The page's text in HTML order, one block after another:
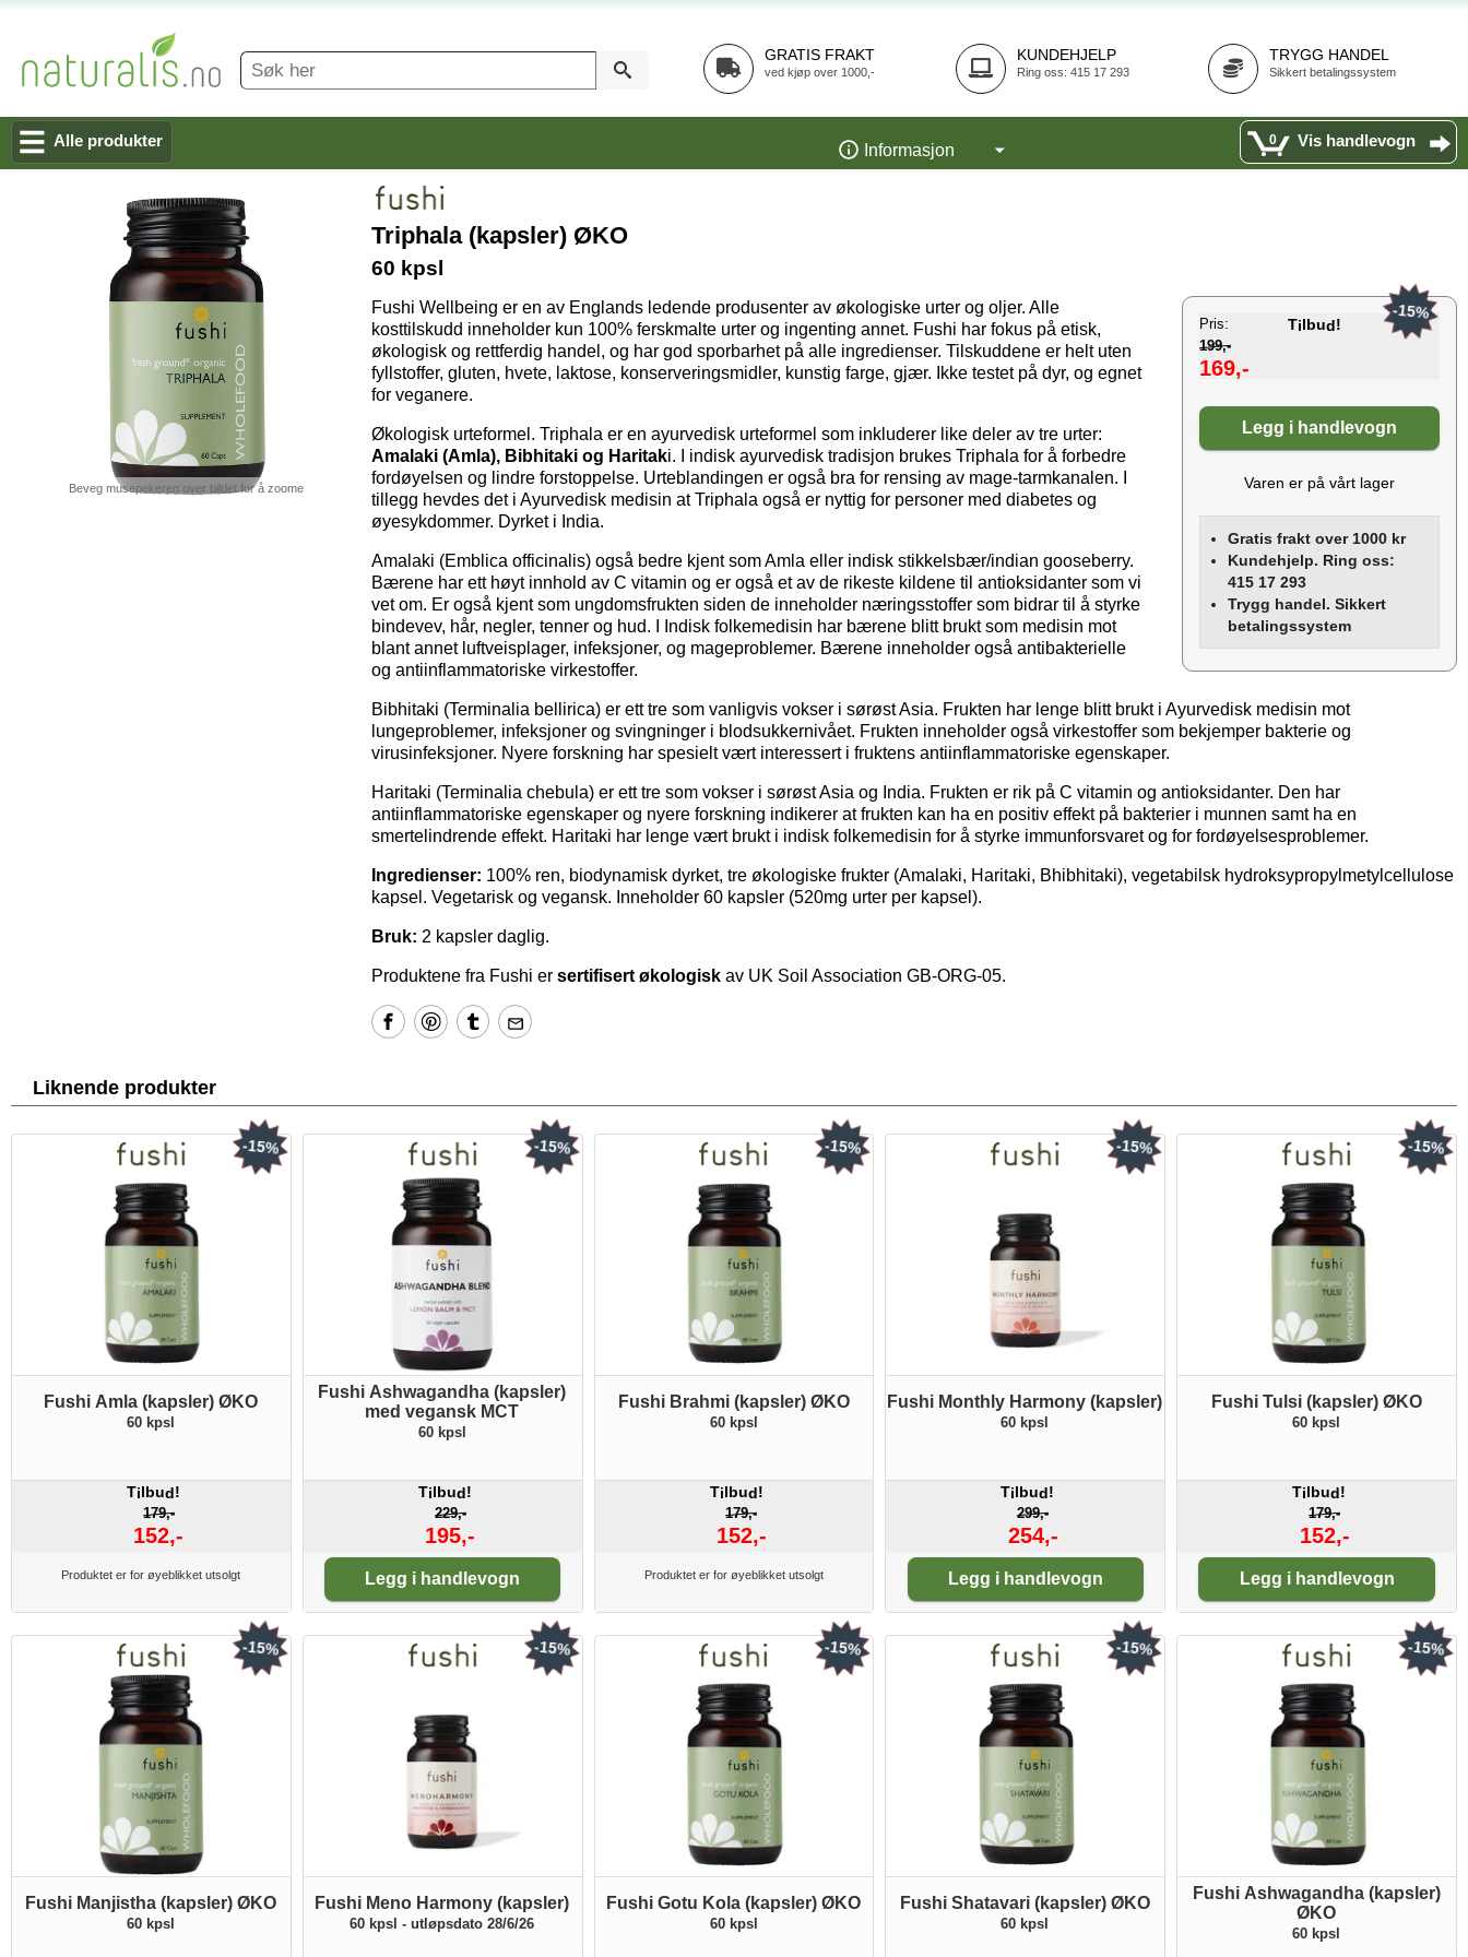
GRATIS FRAKT
ved kjøp over 1000,-
KUNDEHJELP
Ring oss: 415 17 293
TRYGG HANDEL
Sikkert betalingssystem
Alle produkter 0 Vis handlevogn
Informasjon
Triphala (kapsler) ØKO
60 kpsl
Beveg musepekeren over bildet for å zoome
Pris: Tilbud!
199,-
169,-
-15%
Legg i handlevogn
Varen er på vårt lager
Gratis frakt over 1000 kr
Kundehjelp. Ring oss:
415 17 293
Trygg handel. Sikkert
betalingssystem
Fushi Wellbeing er en av Englands ledende produsenter av økologiske urter og oljer. Alle
kosttilskudd inneholder kun 100% ferskmalte urter og ingenting annet. Fushi har fokus på etisk,
økologisk og rettferdig handel, og har god sporbarhet på alle ingredienser. Tilskuddene er helt uten
fyllstoffer, gluten, hvete, laktose, konserveringsmidler, kunstig farge, gjær. Ikke testet på dyr, og egnet
for veganere.
Økologisk urteformel. Triphala er en ayurvedisk urteformel som inkluderer like deler av tre urter:
Amalaki (Amla), Bibhitaki og Haritaki. I indisk ayurvedisk tradisjon brukes Triphala for å forbedre
fordøyelsen og lindre forstoppelse. Urteblandingen er også bra for rensing av mage-tarmkanalen. I
tillegg hevdes det i Ayurvedisk medisin at Triphala også er nyttig for personer med diabetes og
øyesykdommer. Dyrket i India.
Amalaki (Emblica officinalis) også bedre kjent som Amla eller indisk stikkelsbær/indian gooseberry.
Bærene har ett høyt innhold av C vitamin og er også et av de rikeste kildene til antioksidanter som vi
vet om. Er også kjent som ungdomsfrukten siden de inneholder næringsstoffer som bidrar til å styrke
bindevev, hår, negler, tenner og hud. I Indisk folkemedisin har bærene blitt brukt som medisin mot
blant annet luftveisplager, infeksjoner, og mageproblemer. Bærene inneholder også antibakterielle
og antiinflammatoriske virkestoffer.
Bibhitaki (Terminalia bellirica) er ett tre som vanligvis vokser i sørøst Asia. Frukten har lenge blitt brukt i Ayurvedisk medisin mot
lungeproblemer, infeksjoner og svingninger i blodsukkernivået. Frukten inneholder også virkestoffer som bekjemper bakterie og
virusinfeksjoner. Nyere forskning har spesielt vært interessert i fruktens antiinflammatoriske egenskaper.
Haritaki (Terminalia chebula) er ett tre som vokser i sørøst Asia og India. Frukten er rik på C vitamin og antioksidanter. Den har
antiinflammatoriske egenskaper og nyere forskning indikerer at frukten kan ha en positiv effekt på bakterier i munnen samt ha en
smertelindrende effekt. Haritaki har lenge vært brukt i indisk folkemedisin for å styrke immunforsvaret og for fordøyelsesproblemer.
Ingredienser: 100% ren, biodynamisk dyrket, tre økologiske frukter (Amalaki, Haritaki, Bhibhitaki), vegetabilsk hydroksypropylmetylcellulose
kapsel. Vegetarisk og vegansk. Inneholder 60 kapsler (520mg urter per kapsel).
Bruk: 2 kapsler daglig.
Produktene fra Fushi er sertifisert økologisk av UK Soil Association GB-ORG-05.
Liknende produkter
Fushi Amla (kapsler) ØKO
60 kpsl
Tilbud!
179,-
152,-
-15%
Produktet er for øyeblikket utsolgt
Fushi Ashwagandha (kapsler)
med vegansk MCT
60 kpsl
Tilbud!
229,-
195,-
-15%
Legg i handlevogn
Fushi Brahmi (kapsler) ØKO
60 kpsl
Tilbud!
179,-
152,-
-15%
Produktet er for øyeblikket utsolgt
Fushi Monthly Harmony (kapsler)
60 kpsl
Tilbud!
299,-
254,-
-15%
Legg i handlevogn
Fushi Tulsi (kapsler) ØKO
60 kpsl
Tilbud!
179,-
152,-
-15%
Legg i handlevogn
Fushi Manjistha (kapsler) ØKO
60 kpsl
-15%
Fushi Meno Harmony (kapsler)
60 kpsl - utløpsdato 28/6/26
-15%
Fushi Gotu Kola (kapsler) ØKO
60 kpsl
-15%
Fushi Shatavari (kapsler) ØKO
60 kpsl
-15%
Fushi Ashwagandha (kapsler)
ØKO
60 kpsl
-15%